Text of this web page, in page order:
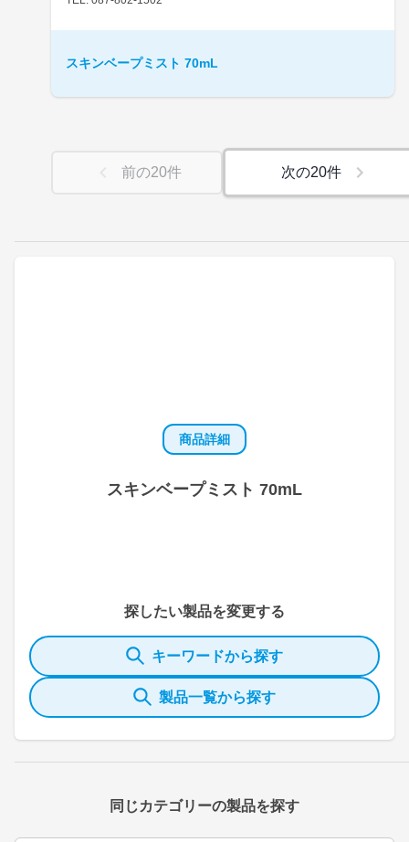
商品詳細
スキンベープミスト 70mL
探したい製品を変更する
キーワードから探す
製品一覧から探す
同じカテゴリーの製品を探す
スキンベープミスト 70mL
前の20件 次の20件